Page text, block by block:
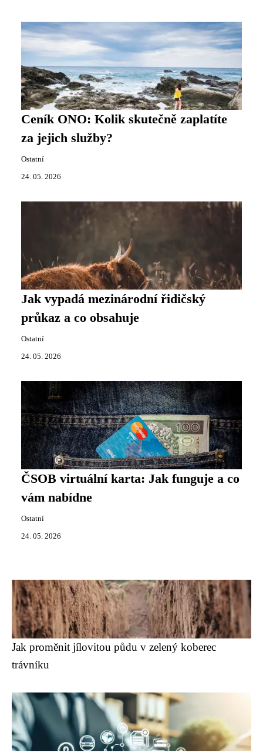
Ceník ONO: Kolik skutečně zaplatíte
za jejich služby?
Ostatní
24. 05. 2026
Jak vypadá mezinárodní řidičský
průkaz a co obsahuje
Ostatní
24. 05. 2026
ČSOB virtuální karta: Jak funguje a co
vám nabídne
Ostatní
24. 05. 2026
Jak proměnit jílovitou půdu v zelený koberec
trávníku